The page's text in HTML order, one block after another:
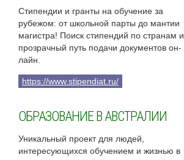
Стипендии и гранты на обучение за
рубежом: от школьной парты до мантии
магистра! Поиск стипендий по странам и
прозрачный путь подачи документов он-
лайн.
https://www.stipendiat.ru/
ОБРАЗОВАНИЕ В АВСТРАЛИИ
Уникальный проект для людей,
интересующихся обучением и жизнью в